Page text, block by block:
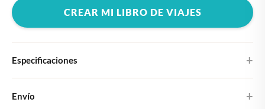
CREAR MI LIBRO DE VIAJES
Especificaciones
Elige entre cuatro diseños de portada
Envío